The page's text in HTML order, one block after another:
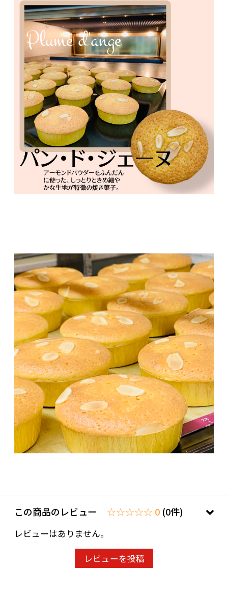
この商品のレビュー ☆☆☆☆☆ 0 (0件)
レビューはありません。
レビューを投稿